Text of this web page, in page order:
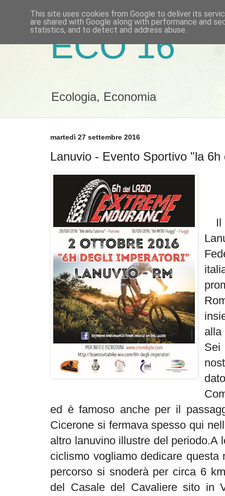
ECO 16
Ecologia, Economia
martedì 27 settembre 2016
Lanuvio - Evento Sportivo "la 6h
Il
Sei
ed è famoso anche per il
Cicerone si fermava spesso qui
altro lanuvino illustre del periodo.A
ciclismo vogliamo dedicare questa
percorso si snoderà per circa 6
del Casale del Cavaliere sito in
This site uses cookies from Google to deliver its
are shared with Google along with performance and
statistics, and to detect and address abuse.